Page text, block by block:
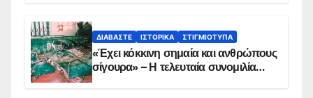
ΔΙΑΒΆΣΤΕ ΙΣΤΟΡΙΚΆ ΣΤΙΓΜΙΌΤΥΠΑ
«Έχει κόκκινη σημαία και ανθρώπους
σίγουρα» – Η τελευταία συνομιλία